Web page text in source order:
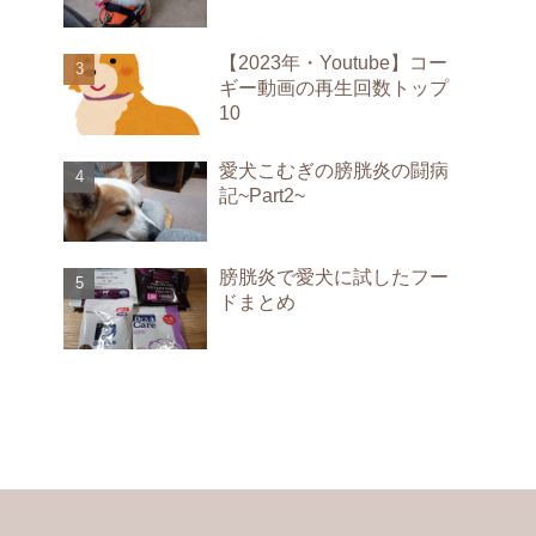
【2023年・Youtube】コー
ギー動画の再生回数トップ
10
愛犬こむぎの膀胱炎の闘病
記~Part2~
膀胱炎で愛犬に試したフー
ドまとめ